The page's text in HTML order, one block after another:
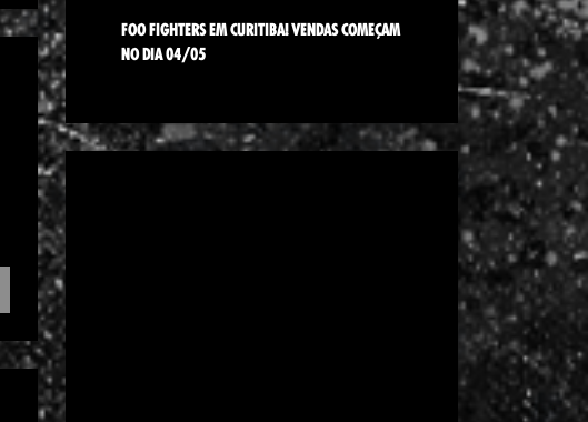
FOO FIGHTERS EM CURITIBA! VENDAS COMEÇAM
NO DIA 04/05